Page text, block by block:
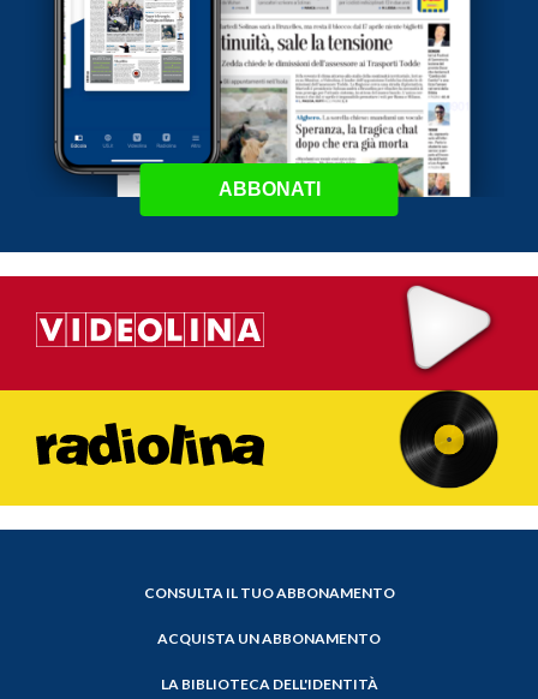
ABBONATI
CONSULTA IL TUO ABBONAMENTO
ACQUISTA UN ABBONAMENTO
LA BIBLIOTECA DELL'IDENTITÀ